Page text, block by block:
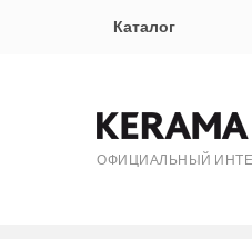
Каталог
ОФИЦИАЛЬНЫЙ